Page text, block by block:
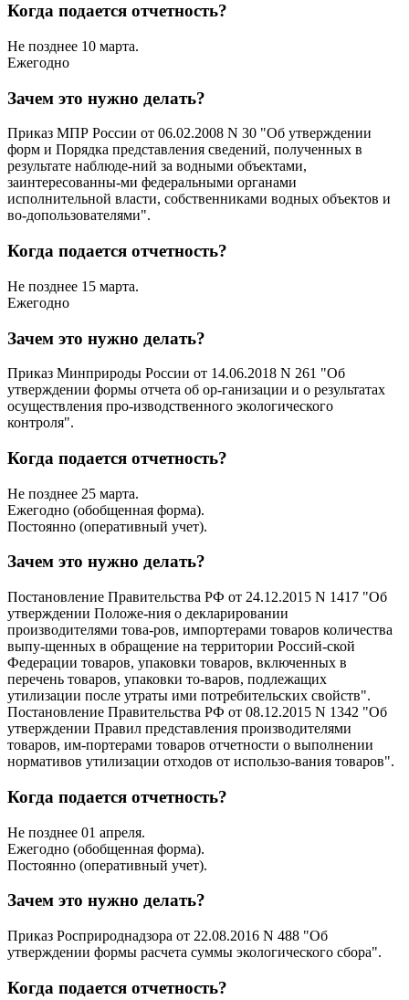
Когда подается отчетность?
Не позднее 10 марта.
Ежегодно
Зачем это нужно делать?
Приказ МПР России от 06.02.2008 N 30 "Об утверждении
форм и Порядка представления сведений, полученных в
результате наблюде-ний за водными объектами,
заинтересованны-ми федеральными органами
исполнительной власти, собственниками водных объектов и
во-допользователями".
Когда подается отчетность?
Не позднее 15 марта.
Ежегодно
Зачем это нужно делать?
Приказ Минприроды России от 14.06.2018 N 261 "Об
утверждении формы отчета об ор-ганизации и о результатах
осуществления про-изводственного экологического
контроля".
Когда подается отчетность?
Не позднее 25 марта.
Ежегодно (обобщенная форма).
Постоянно (оперативный учет).
Зачем это нужно делать?
Постановление Правительства РФ от 24.12.2015 N 1417 "Об
утверждении Положе-ния о декларировании
производителями това-ров, импортерами товаров количества
выпу-щенных в обращение на территории Россий-ской
Федерации товаров, упаковки товаров, включенных в
перечень товаров, упаковки то-варов, подлежащих
утилизации после утраты ими потребительских свойств".
Постановление Правительства РФ от 08.12.2015 N 1342 "Об
утверждении Правил представления производителями
товаров, им-портерами товаров отчетности о выполнении
нормативов утилизации отходов от использо-вания товаров".
Когда подается отчетность?
Не позднее 01 апреля.
Ежегодно (обобщенная форма).
Постоянно (оперативный учет).
Зачем это нужно делать?
Приказ Росприроднадзора от 22.08.2016 N 488 "Об
утверждении формы расчета суммы экологического сбора".
Когда подается отчетность?